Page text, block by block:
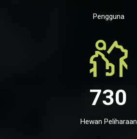
Pengguna
730
Hewan Peliharaan